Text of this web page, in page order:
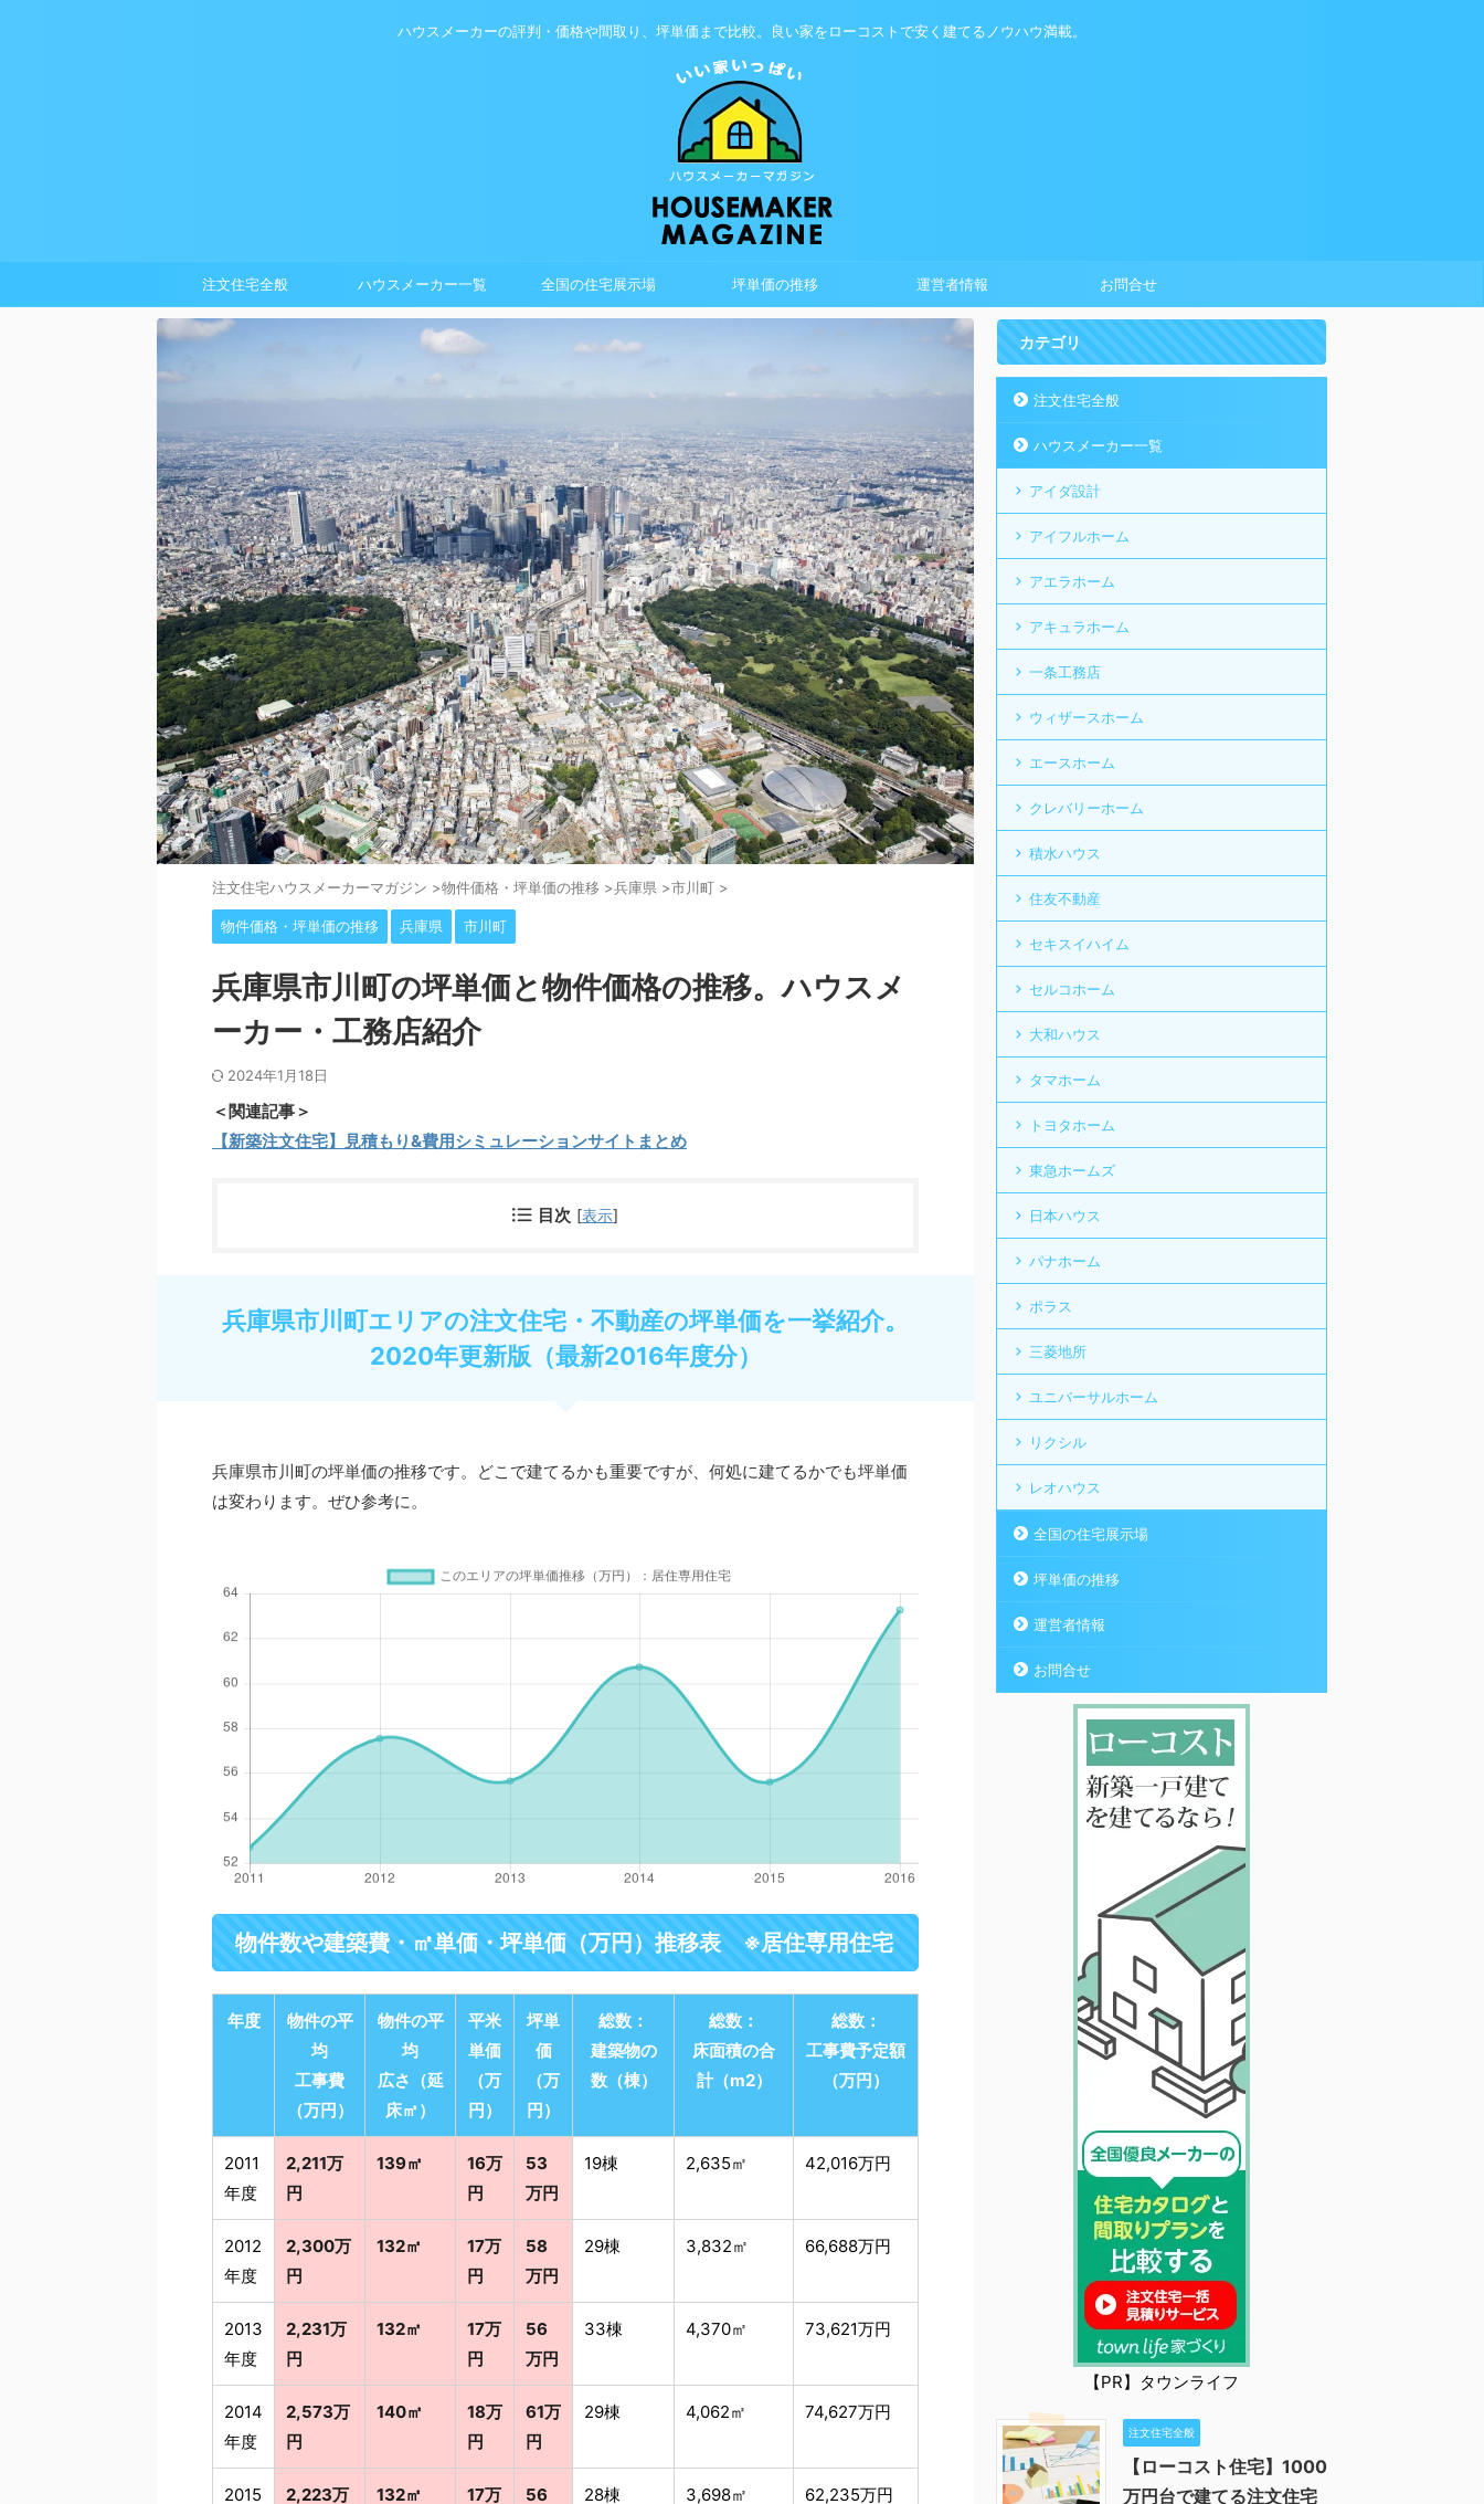
ハウスメーカーの評判・価格や間取り、坪単価まで比較。良い家をローコストで安く建てるノウハウ満載。
注文住宅全般 ハウスメーカー一覧 全国の住宅展示場 坪単価の推移 運営者情報 お問合せ
注⽂住宅ハウスメーカーマガジン >物件価格・坪単価の推移 >兵庫県 >市川町 >
物件価格・坪単価の推移 兵庫県 市川町
兵庫県市川町の坪単価と物件価格の推移。ハウスメ
ーカー・工務店紹介
2024年1月18日
＜関連記事＞
【新築注文住宅】見積もり&費用シミュレーションサイトまとめ
目次 [表示]
兵庫県市川町エリアの注文住宅・不動産の坪単価を一挙紹介。
2020年更新版（最新2016年度分）
兵庫県市川町の坪単価の推移です。どこで建てるかも重要ですが、何処に建てるかでも坪単価
は変わります。ぜひ参考に。
物件数や建築費・㎡単価・坪単価（万円）推移表 ※居住専用住宅
年度
物件の平
均
工事費
（万円）
物件の平
均
広さ（延
床㎡）
平米
単価
（万
円）
坪単
価
（万
円）
総数：
建築物の
数（棟）
総数：
床面積の合
計（m2）
総数：
工事費予定額
（万円）
2011
年度
2,211万
円
139㎡
16万
円
53
万円
19棟 2,635㎡ 42,016万円
2012
年度
2,300万
円
132㎡
17万
円
58
万円
29棟 3,832㎡ 66,688万円
2013
年度
2,231万
円
132㎡
17万
円
56
万円
33棟 4,370㎡ 73,621万円
2014
年度
2,573万
円
140㎡
18万
円
61万
円
29棟 4,062㎡ 74,627万円
2015
2,223万
132㎡
17万
56
28棟 3,698㎡ 62,235万円
カテゴリ
注文住宅全般
ハウスメーカー一覧
アイダ設計
アイフルホーム
アエラホーム
アキュラホーム
一条工務店
ウィザースホーム
エースホーム
クレバリーホーム
積水ハウス
住友不動産
セキスイハイム
セルコホーム
大和ハウス
タマホーム
トヨタホーム
東急ホームズ
日本ハウス
パナホーム
ポラス
三菱地所
ユニバーサルホーム
リクシル
レオハウス
全国の住宅展示場
坪単価の推移
運営者情報
お問合せ
【PR】タウンライフ
注文住宅全般
【ローコスト住宅】1000
万円台で建てる注文住宅